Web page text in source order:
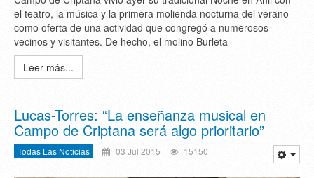
el teatro, la música y la primera molienda nocturna del verano
como oferta de una actividad que congregó a numerosos
vecinos y visitantes. De hecho, el molino Burleta
Leer más...
Lucas-Torres: “La enseñanza musical en
Campo de Criptana será algo prioritario”
Todas Las Noticias 03 Jul 2015 15150